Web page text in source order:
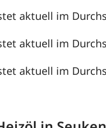
aktuell im
aktuell im
aktuell im